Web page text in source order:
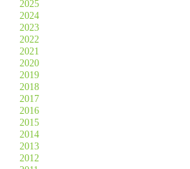
2025
2024
2023
2022
2021
2020
2019
2018
2017
2016
2015
2014
2013
2012